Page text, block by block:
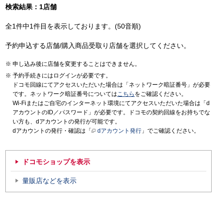
検索結果：1店舗
全1件中1件目を表示しております。(50音順)
予約申込する店舗/購入商品受取り店舗を選択してください。
申し込み後に店舗を変更することはできません。
予約手続きにはログインが必要です。
ドコモ回線にてアクセスいただいた場合は「ネットワーク暗証番号」が必要
です。ネットワーク暗証番号についてはこちら をご確認ください。
Wi-Fiまたはご自宅のインターネット環境にてアクセスいただいた場合は「d
アカウントのID／パスワード」が必要です。ドコモの契約回線をお持ちでな
い方も、dアカウントの発行が可能です。
dアカウントの発行・確認は「
dアカウント発行 」でご確認ください。
ドコモショップを表示
量販店などを表示